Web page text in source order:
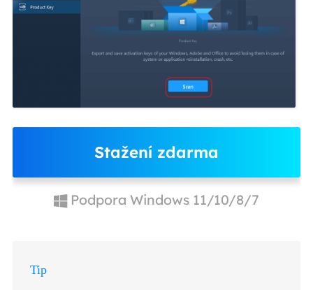
Stažení zdarma
Podpora Windows 11/10/8/7
Tip